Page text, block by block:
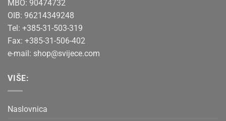
MBO: 90474732
OIB: 96214349248
Tel: +385-31-503-319
Fax: +385-31-506-402
e-mail: shop@svijece.com
VIŠE:
Naslovnica